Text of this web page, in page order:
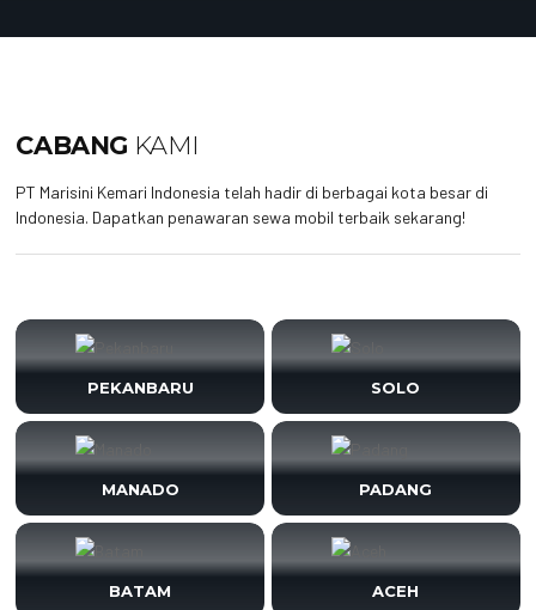
CABANG KAMI
PT Marisini Kemari Indonesia telah hadir di berbagai kota besar di
Indonesia. Dapatkan penawaran sewa mobil terbaik sekarang!
PEKANBARU SOLO
MANADO PADANG
BATAM ACEH